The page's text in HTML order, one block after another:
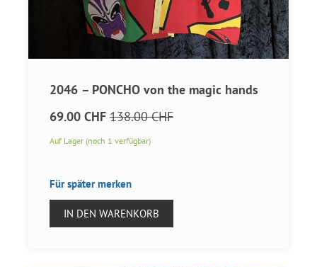
2046 – PONCHO von the magic hands
69.00 CHF 138.00 CHF
Auf Lager (noch 1 verfügbar)
Für später merken
IN DEN WARENKORB